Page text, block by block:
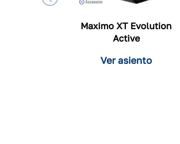
Maximo XT Evolution
Active
Ver asiento